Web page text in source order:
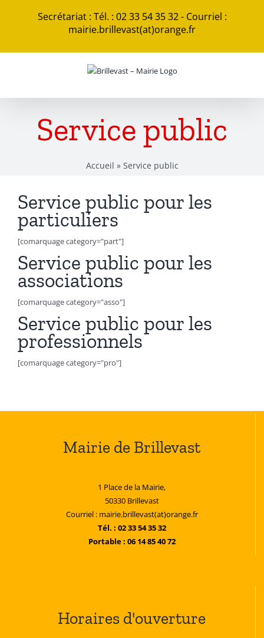
Secrétariat : Tél. : 02 33 54 35 32 - Courriel :
mairie.brillevast(at)orange.fr
Service public
Accueil » Service public
Service public pour les
particuliers
[comarquage category="part"]
Service public pour les
associations
[comarquage category="asso"]
Service public pour les
professionnels
[comarquage category="pro"]
Mairie de Brillevast
1 Place de la Mairie,
50330 Brillevast
Courriel : mairie.brillevast(at)orange.fr
Tél. : 02 33 54 35 32
Portable : 06 14 85 40 72
Horaires d'ouverture